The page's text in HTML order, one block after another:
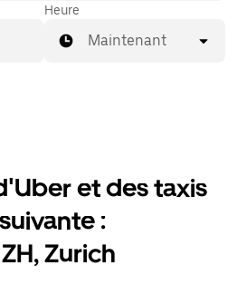
l'application.
Heure
Maintenant
et des taxis
:
Zurich